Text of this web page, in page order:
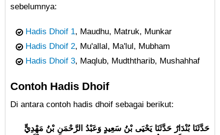
sebelumnya:
Hadis Dhoif 1, Maudhu, Matruk, Munkar
Hadis Dhoif 2, Mu'allal, Ma'lul, Mubham
Hadis Dhoif 3, Maqlub, Mudththarib, Mushahhaf
Contoh Hadis Dhoif
Di antara contoh hadis dhoif sebagai berikut:
حَدَّثَنَا بُنْدَارٌ حَدَّثَنَا يَحْيَى بْنُ سَعِيدٍ وَعَبْدُ الرَّحْمَنِ بْنُ مَهْدِيٍّ